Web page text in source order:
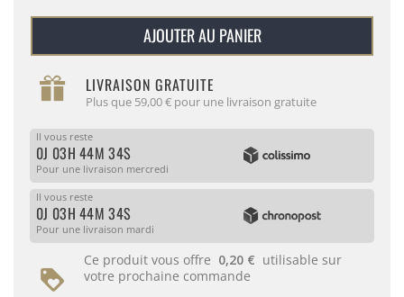
AJOUTER AU PANIER
LIVRAISON GRATUITE
Plus que 59,00 € pour une livraison gratuite
Il vous reste
0J 03H 44M 34S
Pour une livraison mercredi
Il vous reste
0J 03H 44M 34S
Pour une livraison mardi
Ce produit vous offre 0,20 € utilisable sur
votre prochaine commande